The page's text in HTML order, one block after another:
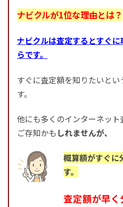
ナビクルが1位な理由とは？
ナビクルは査定するとすぐ
らです。
すぐに査定額を知りたいと
す。
他にも多くのインターネッ
ご存知かも しれませんが、
概算額がすぐに
す。
査定額が早